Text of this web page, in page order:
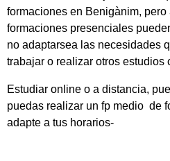
formaciones en Benigànim, pero
formaciones presenciales
no adaptarsea las necesidades
trabajar o realizar otros estudios
Estudiar online o a distancia,
puedas realizar un fp medio de
adapte a tus horarios-